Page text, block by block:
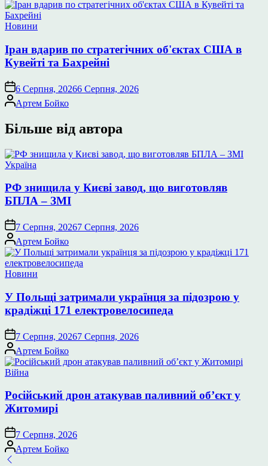
Опублікувати
Новини
Іран вдарив по стратегічних об'єктах США в
Кувейті та Бахрейні
6 Серпня, 20266 Серпня, 2026
Опубліковано
Артем Бойко
Більше від автора
Опублікувати
Україна
РФ знищила у Києві завод, що виготовляв
БПЛА – ЗМІ
7 Серпня, 20267 Серпня, 2026
Опубліковано
Артем Бойко
Опублікувати
Новини
У Польщі затримали українця за підозрою у
крадіжці 171 електровелосипеда
7 Серпня, 20267 Серпня, 2026
Опубліковано
Артем Бойко
Опублікувати
Війна
Російський дрон атакував паливний об’єкт у
Житомирі
7 Серпня, 2026
Опубліковано
Артем Бойко